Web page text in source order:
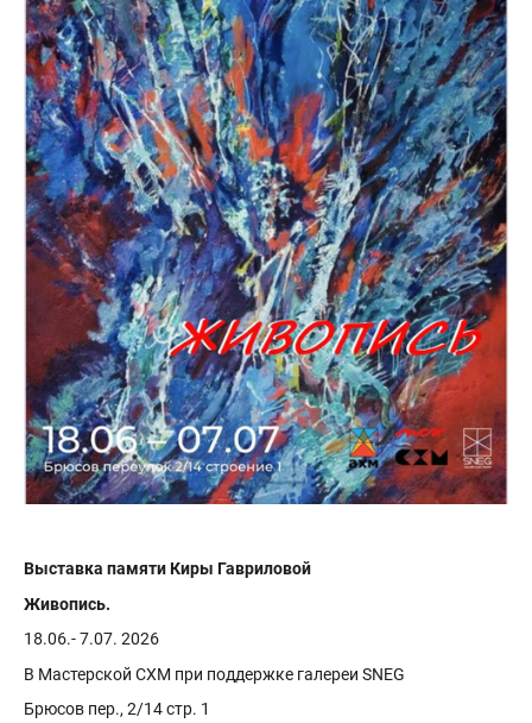
Выставка памяти Киры Гавриловой
Живопись.
18.06.- 7.07. 2026
В Мастерской СХМ при поддержке галереи SNEG
Брюсов пер., 2/14 стр. 1